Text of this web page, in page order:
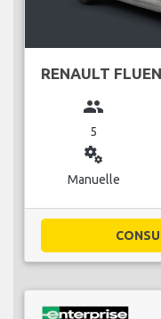
RENAULT
group
5
miscellaneous_services
Manuelle